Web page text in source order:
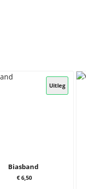
Uitleg
Biasband
€ 6,50